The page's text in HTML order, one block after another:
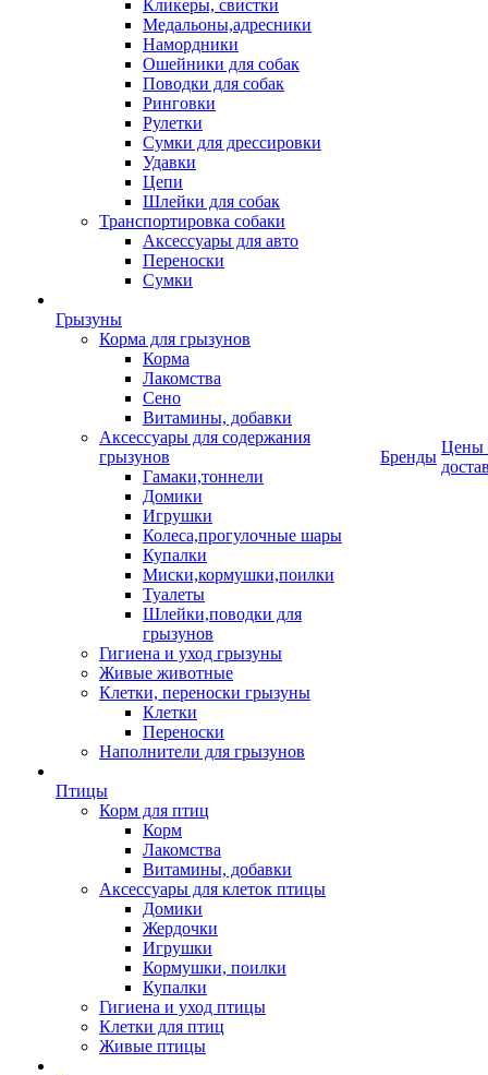
Кликеры, свистки
Медальоны,адресники
Намордники
Ошейники для собак
Поводки для собак
Ринговки
Рулетки
Сумки для дрессировки
Удавки
Цепи
Шлейки для собак
Транспортировка собаки
Аксессуары для авто
Переноски
Сумки
Грызуны
Корма для грызунов
Корма
Лакомства
Сено
Витамины, добавки
Аксессуары для содержания
грызунов
Гамаки,тоннели
Домики
Игрушки
Колеса,прогулочные шары
Купалки
Миски,кормушки,поилки
Туалеты
Шлейки,поводки для
грызунов
Гигиена и уход грызуны
Живые животные
Клетки, переноски грызуны
Клетки
Переноски
Наполнители для грызунов
Птицы
Корм для птиц
Корм
Лакомства
Витамины, добавки
Аксессуары для клеток птицы
Домики
Жердочки
Игрушки
Кормушки, поилки
Купалки
Гигиена и уход птицы
Клетки для птиц
Живые птицы
Бренды
Цены